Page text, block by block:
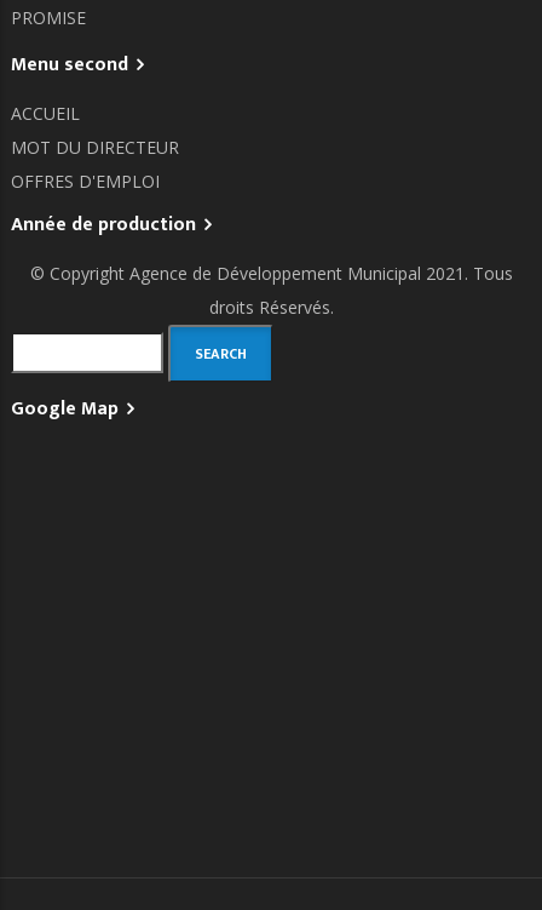
PROMISE
Menu second
ACCUEIL
MOT DU DIRECTEUR
OFFRES D'EMPLOI
Année de production
© Copyright Agence de Développement Municipal 2021. Tous
droits Réservés.
Google Map